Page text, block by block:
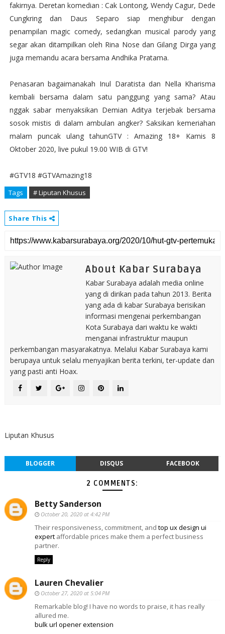
fakirnya. Deretan komedian : Cak Lontong, Wendy Cagur, Dede
Cungkring
dan Daus Separo siap menghibur
dengan
penampilan magic comedy, sedangkan musical parody yang
segar akan ditampilkan oleh Rina Nose dan Gilang Dirga yang
juga memandu acara bersama Andhika Pratama.
Penasaran bagaimanakah Inul Daratista dan Nella Kharisma
kembali bersama dalam satu panggung yang sama? Atau
nggak sabar menyaksikan Demian Aditya terjebak bersama
sosok mistis di dalam ambulan angker? Saksikan kemeriahan
malam
puncak ulang tahunGTV : Amazing 18+ Kamis 8
Oktober 2020, live pukul 19.00 WIB di GTV!
#GTV18 #GTVAmazing18
Tags # Liputan Khusus
Share This
About Kabar Surabaya
Kabar Surabaya adalah media online
yang di dirikan pada tahun 2013. Berita
yang ada di kabar Surabaya berisikan
informasi mengenai perkembangan
Kota Surabaya dari waktu ke wakti
menganai infrastruktur maupun
perkembangan masyarakatnya. Melalui Kabar Surabaya kami
berupaya untuk selalu menyajikan berita terkini, ter-update dan
yang pasti anti Hoax.
Liputan Khusus
BLOGGER DISQUS FACEBOOK
2 COMMENTS:
Betty Sanderson
October 20, 2020 at 4:42 PM
Their responsiveness, commitment, and top ux design ui
expertaffordable prices make them a perfect business
partner.
Reply
Lauren Chevalier
October 27, 2020 at 5:04 PM
Remarkable blog! I have no words to praise, it has really
allured me.
bulk url opener extension